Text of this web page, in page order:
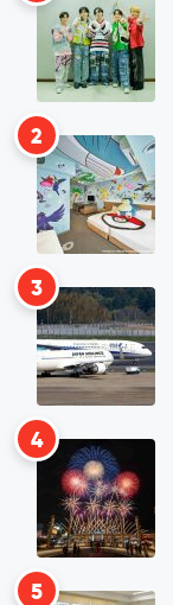
2
3
4
5